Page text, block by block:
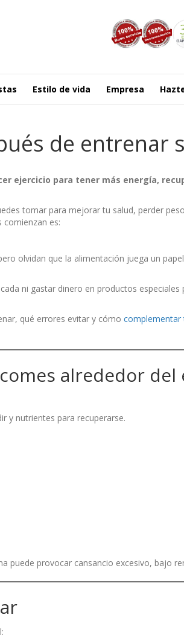
Estilo de vida Empresa
de entrenar
ejercicio para tener más energía,
tomar para mejorar tu salud, perder
comienzan es:
olvidan que la alimentación juega un
ni gastar dinero en productos
qué errores evitar y cómo complementar
alrededor
y nutrientes para recuperarse.
puede provocar cansancio excesivo, bajo